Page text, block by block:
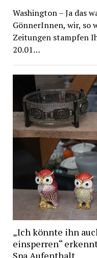
Washington – Ja das
GönnerInnen, wir, so
Zeitungen stampfen
20.01…
„Ich könnte ihn
einsperren“
Spa Aufenthalt